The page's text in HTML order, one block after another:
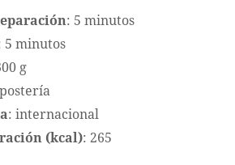
: 5 minutos
5 minutos
g
: internacional
(kcal): 265